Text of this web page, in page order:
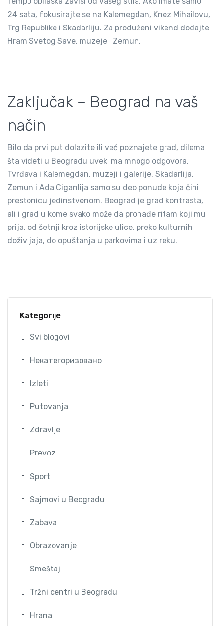
24 sata, fokusirajte se na Kalemegdan, Knez Mihailovu,
Trg Republike i Skadarliju. Za produženi vikend dodajte
Hram Svetog Save, muzeje i Zemun.
Zaključak – Beograd na vaš
način
Bilo da prvi put dolazite ili već poznajete grad, dilema
šta videti u Beogradu uvek ima mnogo odgovora.
Tvrđava i Kalemegdan, muzeji i galerije, Skadarlija,
Zemun i Ada Ciganlija samo su deo ponude koja čini
prestonicu jedinstvenom. Beograd je grad kontrasta,
ali i grad u kome svako može da pronađe ritam koji mu
prija, od šetnji kroz istorijske ulice, preko kulturnih
doživljaja, do opuštanja u parkovima i uz reku.
Kategorije
Svi blogovi
Некатегоризовано
Izleti
Putovanja
Zdravlje
Prevoz
Sport
Sajmovi u Beogradu
Zabava
Obrazovanje
Smeštaj
Tržni centri u Beogradu
Hrana